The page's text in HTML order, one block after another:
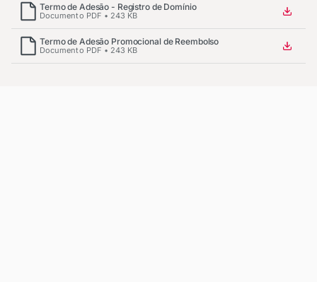
Termo de Adesão - Registro de Domínio
Documento PDF • 243 KB
Termo de Adesão Promocional de Reembolso
Documento PDF • 243 KB